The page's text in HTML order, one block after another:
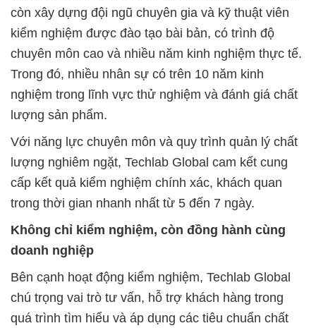
còn xây dựng đội ngũ chuyên gia và kỹ thuật viên
kiểm nghiệm được đào tạo bài bản, có trình độ
chuyên môn cao và nhiều năm kinh nghiệm thực tế.
Trong đó, nhiều nhân sự có trên 10 năm kinh
nghiệm trong lĩnh vực thử nghiệm và đánh giá chất
lượng sản phẩm.
Với năng lực chuyên môn và quy trình quản lý chất
lượng nghiêm ngặt, Techlab Global cam kết cung
cấp kết quả kiểm nghiệm chính xác, khách quan
trong thời gian nhanh nhất từ 5 đến 7 ngày.
Không chỉ kiểm nghiệm, còn đồng hành cùng
doanh nghiệp
Bên cạnh hoạt động kiểm nghiệm, Techlab Global
chú trọng vai trò tư vấn, hỗ trợ khách hàng trong
quá trình tìm hiểu và áp dụng các tiêu chuẩn chất